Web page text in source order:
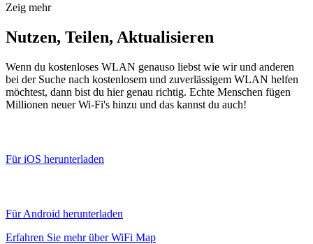
Zeig mehr
Nutzen, Teilen, Aktualisieren
Wenn du kostenloses WLAN genauso liebst wie wir und anderen
bei der Suche nach kostenlosem und zuverlässigem WLAN helfen
möchtest, dann bist du hier genau richtig. Echte Menschen fügen
Millionen neuer Wi-Fi's hinzu und das kannst du auch!
Für iOS herunterladen
Für Android herunterladen
Erfahren Sie mehr über WiFi Map